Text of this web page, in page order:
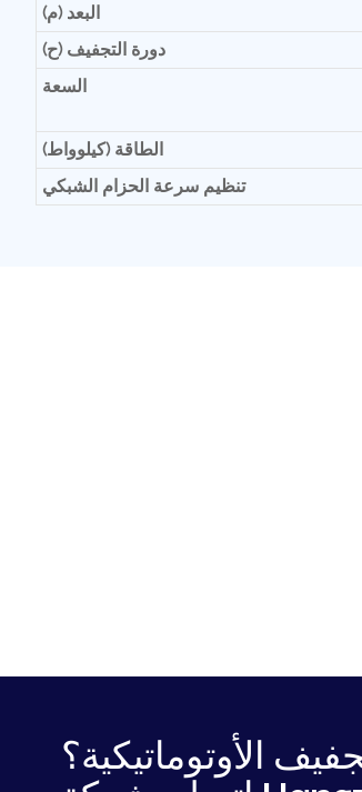
البعد (م)
دورة التجفيف (ح)
السعة
الطاقة (كيلوواط)
تنظيم سرعة الحزام الشبكي
الأوتوماتيكية؟